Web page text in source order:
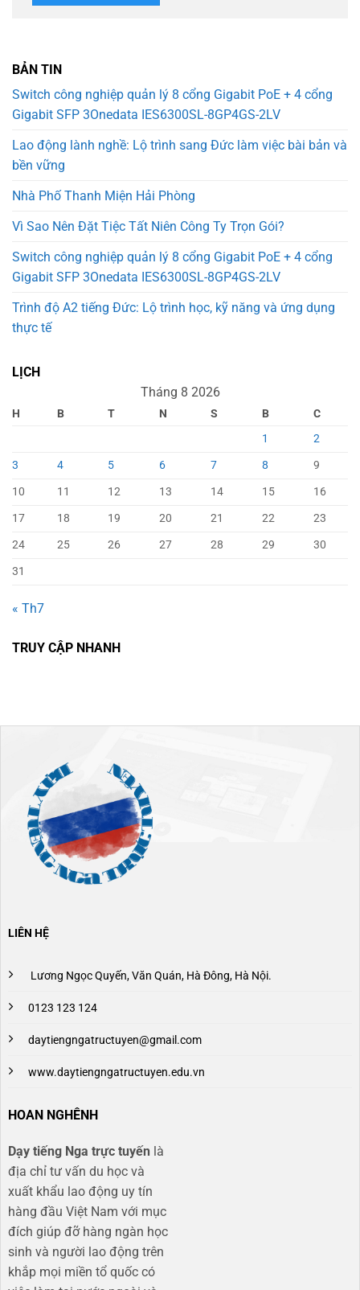
BẢN TIN
Switch công nghiệp quản lý 8 cổng Gigabit PoE + 4 cổng
Gigabit SFP 3Onedata IES6300SL-8GP4GS-2LV
Lao động lành nghề: Lộ trình sang Đức làm việc bài bản và
bền vững
Nhà Phố Thanh Miện Hải Phòng
Vì Sao Nên Đặt Tiệc Tất Niên Công Ty Trọn Gói?
Switch công nghiệp quản lý 8 cổng Gigabit PoE + 4 cổng
Gigabit SFP 3Onedata IES6300SL-8GP4GS-2LV
Trình độ A2 tiếng Đức: Lộ trình học, kỹ năng và ứng dụng
thực tế
LỊCH
Tháng 8 2026
H B T N S B
C
1
2
3
4 5 6 7 8
9
10
11 12 13 14 15
16
17
18 19 20 21 22
23
24
25 26 27 28 29
30
31
« Th7
TRUY CẬP NHANH
LIÊN HỆ
Lương Ngọc Quyến, Văn Quán, Hà Đông, Hà Nội.
0123 123 124
daytiengngatructuyen@gmail.com
www.daytiengngatructuyen.edu.vn
HOAN NGHÊNH
Dạy tiếng Nga trực tuyến là
địa chỉ tư vấn du học và
xuất khẩu lao động uy tín
hàng đầu Việt Nam với mục
đích giúp đỡ hàng ngàn học
sinh và người lao động trên
khắp mọi miền tổ quốc có